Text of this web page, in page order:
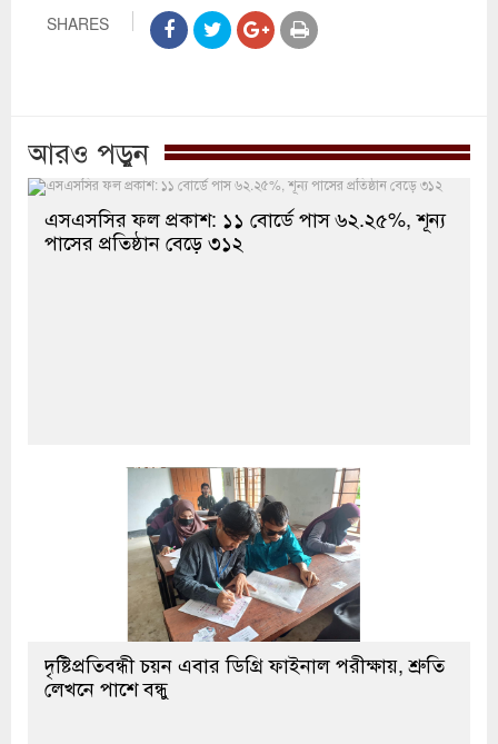
SHARES
আরও পড়ুন
এসএসসির ফল প্রকাশ: ১১ বোর্ডে পাস ৬২.২৫%, শূন্য
পাসের প্রতিষ্ঠান বেড়ে ৩১২
দৃষ্টিপ্রতিবন্ধী চয়ন এবার ডিগ্রি ফাইনাল পরীক্ষায়, শ্রুতি
লেখনে পাশে বন্ধু